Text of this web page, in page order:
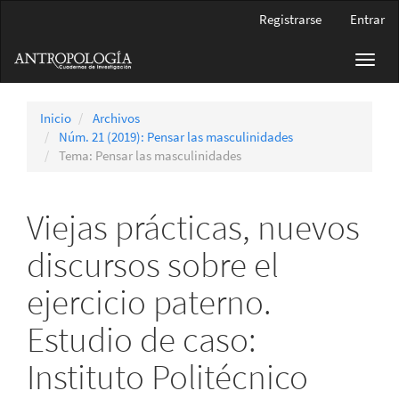
principal
Barra
Registrarse Entrar
Inicio
Archivos
Núm. 21 (2019): Pensar las masculinidades
Tema: Pensar las masculinidades
Viejas prácticas, nuevos
discursos sobre el
ejercicio paterno.
Estudio de caso:
Instituto Politécnico